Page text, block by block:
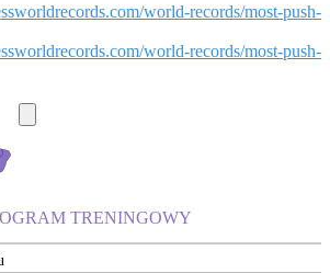
world-records/most-push-
world-records/most-push-
TRENINGOWY